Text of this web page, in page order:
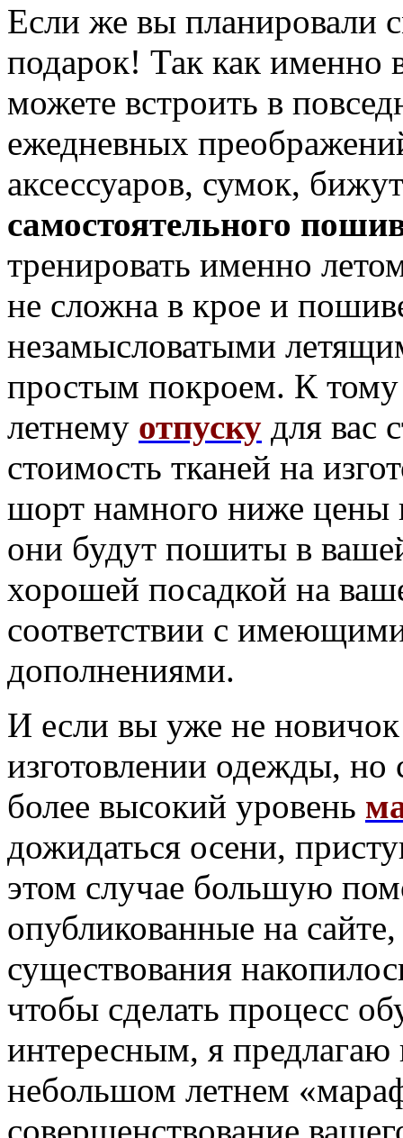
Если же вы планировали
подарок! Так как именно
можете встроить в
ежедневных
аксессуаров, сумок,
самостоятельного
тренировать именно
не сложна в крое и
незамысловатыми
простым покроем. К тому
летнему отпуску для вас
стоимость тканей на
шорт намного ниже цены
они будут пошиты в
хорошей посадкой на
соответствии с
дополнениями.
И если вы уже не
изготовлении одежды, но
более высокий уровень
дожидаться осени,
этом случае большую
опубликованные на
существования
чтобы сделать процесс
интересным, я предлагаю
небольшом летнем
совершенствование